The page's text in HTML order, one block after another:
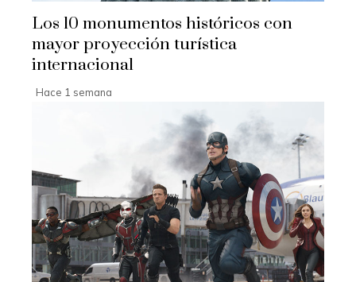
Los 10 monumentos históricos con
mayor proyección turística
internacional
Hace 1 semana